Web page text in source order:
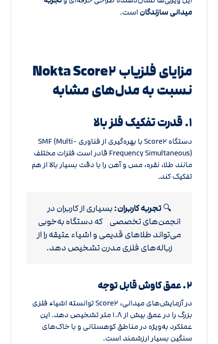
میدانی سازندگان است.
مزایای فلزیاب Nokta Score۲
نسبت به مدل‌های مشابه
۱. قدرت تفکیک فلز بالا
دستگاه Score۲ با بهره‌گیری از فناوری SMF (Multi-
Frequency Simultaneous) قادر است فلزات مختلف
مانند طلا، نقره، مس و آهن را با دقت بسیار بالا از هم
تفکیک کند.
🔍تجربه کاربران:بسیاری از کاربران در
انجمن‌های تخصصی که دستگاه به‌خوبی
می‌تواند طلاهای قدیمی و اشیاء عتیقه را از
زباله‌های فلزی مدرن تشخیص دهد.
۲. عمق کاوش قابل توجه
در آزمایش‌های میدانی، Score۲ توانسته اشیاء فلزی
بزرگ را در عمق بیش از ۱.۸ متر تشخیص دهد. این
عملکرد به‌ویژه در مناطق کوهستانی و با خاک‌های
سنگین بسیار ارزشمند است.